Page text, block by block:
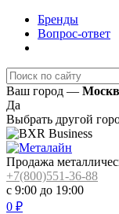
Бренды
Вопрос-ответ
Ваш город —
Да
Выбрать другой
Продажа
+7(800)551-36-88
с 9:00 до 19:00
0 ₽